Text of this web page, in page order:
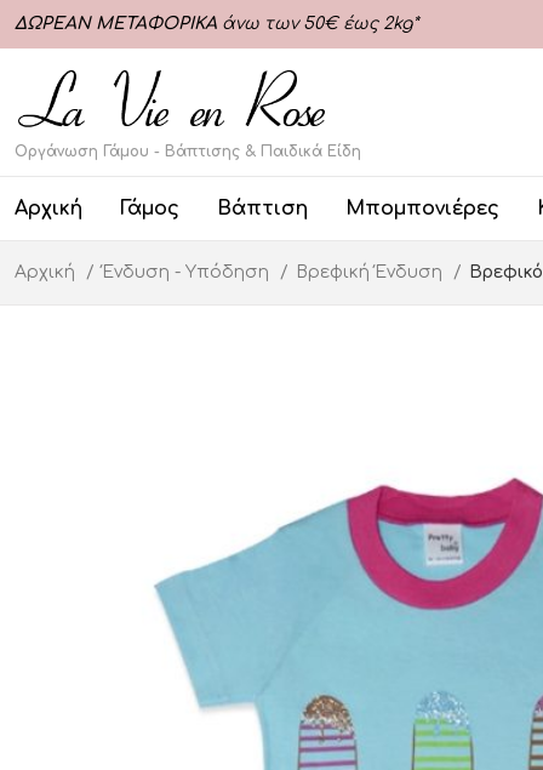
ΔΩΡΕΑΝ ΜΕΤΑΦΟΡΙΚΑ άνω των 50€ έως 2kg*
Οργάνωση Γάμου - Βάπτισης & Παιδικά Είδη
Αρχική Γάμος Βάπτιση Μπομπονιέρες
Αρχική Ένδυση - Υπόδηση Βρεφική Ένδυση